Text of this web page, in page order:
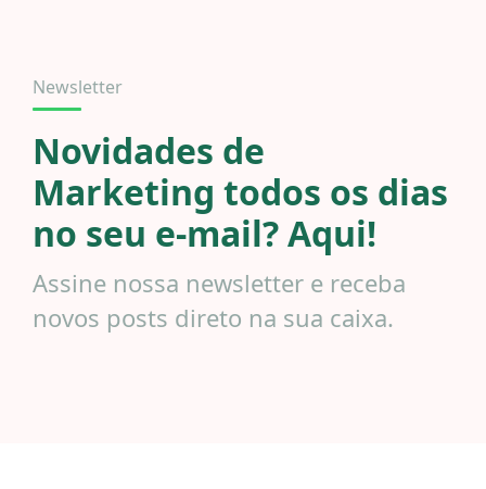
Newsletter
Novidades de
Marketing todos os dias
no seu e-mail? Aqui!
Assine nossa newsletter e receba
novos posts direto na sua caixa.